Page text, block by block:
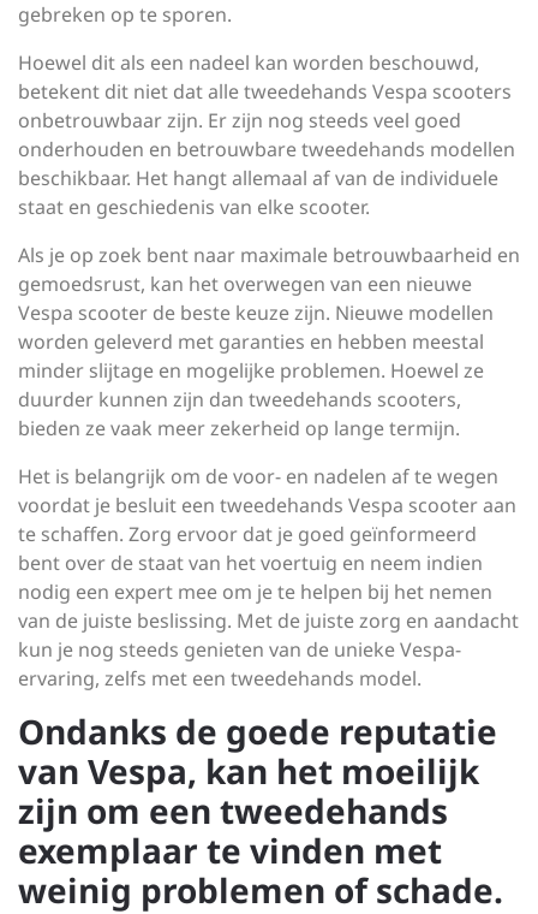
gebreken op te sporen.
Hoewel dit als een nadeel kan worden beschouwd,
betekent dit niet dat alle tweedehands Vespa scooters
onbetrouwbaar zijn. Er zijn nog steeds veel goed
onderhouden en betrouwbare tweedehands modellen
beschikbaar. Het hangt allemaal af van de individuele
staat en geschiedenis van elke scooter.
Als je op zoek bent naar maximale betrouwbaarheid en
gemoedsrust, kan het overwegen van een nieuwe
Vespa scooter de beste keuze zijn. Nieuwe modellen
worden geleverd met garanties en hebben meestal
minder slijtage en mogelijke problemen. Hoewel ze
duurder kunnen zijn dan tweedehands scooters,
bieden ze vaak meer zekerheid op lange termijn.
Het is belangrijk om de voor- en nadelen af te wegen
voordat je besluit een tweedehands Vespa scooter aan
te schaffen. Zorg ervoor dat je goed geïnformeerd
bent over de staat van het voertuig en neem indien
nodig een expert mee om je te helpen bij het nemen
van de juiste beslissing. Met de juiste zorg en aandacht
kun je nog steeds genieten van de unieke Vespa-
ervaring, zelfs met een tweedehands model.
Ondanks de goede reputatie
van Vespa, kan het moeilijk
zijn om een tweedehands
exemplaar te vinden met
weinig problemen of schade.